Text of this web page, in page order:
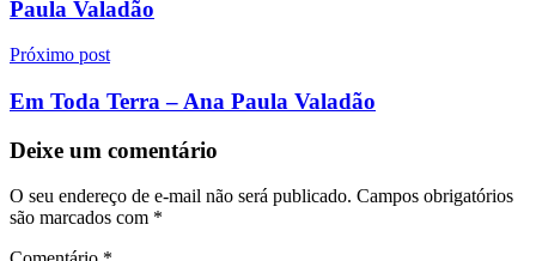
Paula Valadão
Próximo post
Em Toda Terra – Ana Paula Valadão
Deixe um comentário
O seu endereço de e-mail não será publicado. Campos obrigatórios
são marcados com *